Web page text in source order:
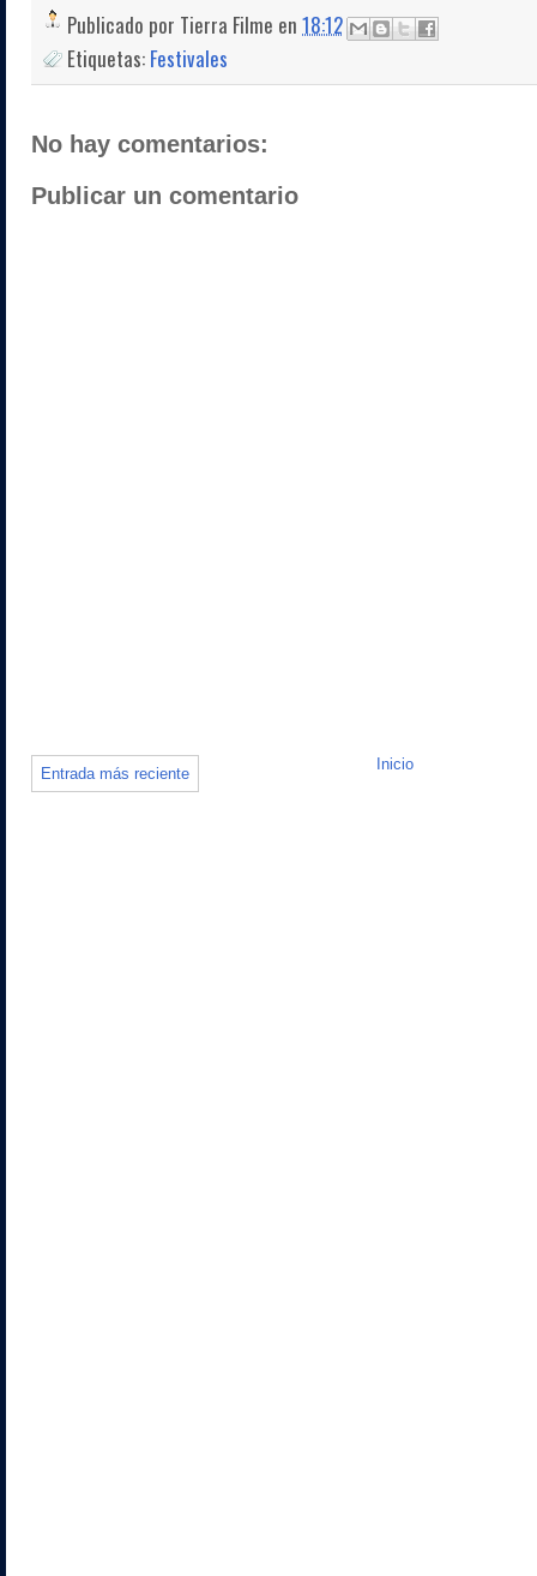
Publicado por Tierra Filme en 18:12
Etiquetas: Festivales
No hay comentarios:
Publicar un comentario
Entrada más reciente
Inicio